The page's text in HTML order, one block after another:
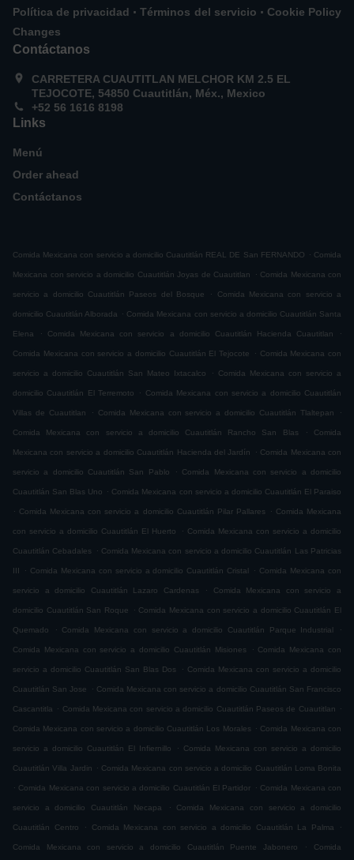
Política de privacidad . Términos del servicio . Cookie Policy
Changes
Contáctanos
CARRETERA CUAUTITLAN MELCHOR KM 2.5 EL
TEJOCOTE, 54850 Cuautitlán, Méx., Mexico
+52 56 1616 8198
Links
Menú
Order ahead
Contáctanos
Comida Mexicana con servicio a domicilio Cuautitlán REAL DE San FERNANDO . Comida
Mexicana con servicio a domicilio Cuautitlán Joyas de Cuautitlan . Comida Mexicana con
servicio a domicilio Cuautitlán Paseos del Bosque . Comida Mexicana con servicio a
domicilio Cuautitlán Alborada . Comida Mexicana con servicio a domicilio Cuautitlán Santa
Elena . Comida Mexicana con servicio a domicilio Cuautitlán Hacienda Cuautitlan .
Comida Mexicana con servicio a domicilio Cuautitlán El Tejocote . Comida Mexicana con
servicio a domicilio Cuautitlán San Mateo Ixtacalco . Comida Mexicana con servicio a
domicilio Cuautitlán El Terremoto . Comida Mexicana con servicio a domicilio Cuautitlán
Villas de Cuautitlan . Comida Mexicana con servicio a domicilio Cuautitlán Tlaltepan .
Comida Mexicana con servicio a domicilio Cuautitlán Rancho San Blas . Comida
Mexicana con servicio a domicilio Cuautitlán Hacienda del Jardín . Comida Mexicana con
servicio a domicilio Cuautitlán San Pablo . Comida Mexicana con servicio a domicilio
Cuautitlán San Blas Uno . Comida Mexicana con servicio a domicilio Cuautitlán El Paraiso
. Comida Mexicana con servicio a domicilio Cuautitlán Pilar Pallares . Comida Mexicana
con servicio a domicilio Cuautitlán El Huerto . Comida Mexicana con servicio a domicilio
Cuautitlán Cebadales . Comida Mexicana con servicio a domicilio Cuautitlán Las Patricias
III . Comida Mexicana con servicio a domicilio Cuautitlán Cristal . Comida Mexicana con
servicio a domicilio Cuautitlán Lazaro Cardenas . Comida Mexicana con servicio a
domicilio Cuautitlán San Roque . Comida Mexicana con servicio a domicilio Cuautitlán El
Quemado . Comida Mexicana con servicio a domicilio Cuautitlán Parque Industrial .
Comida Mexicana con servicio a domicilio Cuautitlán Misiones . Comida Mexicana con
servicio a domicilio Cuautitlán San Blas Dos . Comida Mexicana con servicio a domicilio
Cuautitlán San Jose . Comida Mexicana con servicio a domicilio Cuautitlán San Francisco
Cascantitla . Comida Mexicana con servicio a domicilio Cuautitlán Paseos de Cuautitlan .
Comida Mexicana con servicio a domicilio Cuautitlán Los Morales . Comida Mexicana con
servicio a domicilio Cuautitlán El Infiernillo . Comida Mexicana con servicio a domicilio
Cuautitlán Villa Jardin . Comida Mexicana con servicio a domicilio Cuautitlán Loma Bonita
. Comida Mexicana con servicio a domicilio Cuautitlán El Partidor . Comida Mexicana con
servicio a domicilio Cuautitlán Necapa . Comida Mexicana con servicio a domicilio
Cuautitlán Centro . Comida Mexicana con servicio a domicilio Cuautitlán La Palma .
Comida Mexicana con servicio a domicilio Cuautitlán Puente Jabonero . Comida